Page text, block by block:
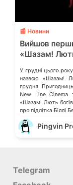
📰 Новини
Вийшов
«Шазам!
У грудні цього
назвою «Шазам!
грудня.
New Line Cinema
«Шазам! Лють
про підлітка Біллі
Pingvin
Telegram